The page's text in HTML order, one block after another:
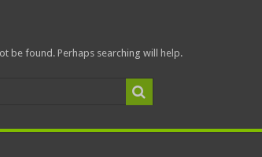
be found. Perhaps searching will help.